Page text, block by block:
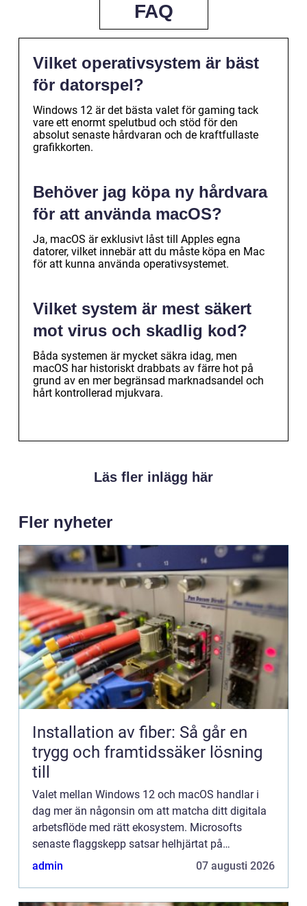
FAQ
Vilket operativsystem är bäst
för datorspel?
Windows 12 är det bästa valet för gaming tack
vare ett enormt spelutbud och stöd för den
absolut senaste hårdvaran och de kraftfullaste
grafikkorten.
Behöver jag köpa ny hårdvara
för att använda macOS?
Ja, macOS är exklusivt låst till Apples egna
datorer, vilket innebär att du måste köpa en Mac
för att kunna använda operativsystemet.
Vilket system är mest säkert
mot virus och skadlig kod?
Båda systemen är mycket säkra idag, men
macOS har historiskt drabbats av färre hot på
grund av en mer begränsad marknadsandel och
hårt kontrollerad mjukvara.
Läs fler inlägg här
Fler nyheter
Installation av fiber: Så går en
trygg och framtidssäker lösning
till
Valet mellan Windows 12 och macOS handlar i
dag mer än någonsin om att matcha ditt digitala
arbetsflöde med rätt ekosystem. Microsofts
senaste flaggskepp satsar helhjärtat på
banbrytande AI-integration och maximal flex...
admin 07 augusti 2026